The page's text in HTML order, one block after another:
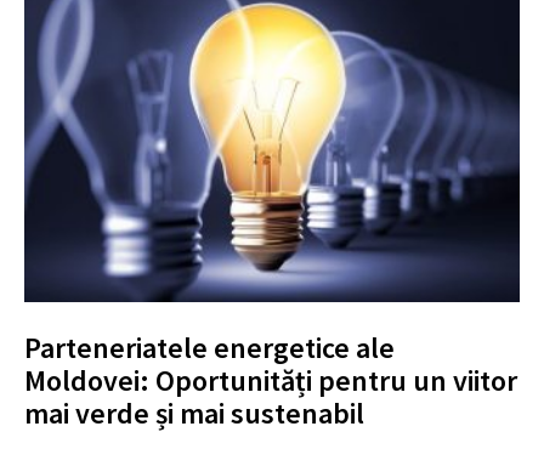
Parteneriatele energetice ale
Moldovei: Oportunități pentru un viitor
mai verde și mai sustenabil